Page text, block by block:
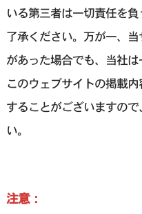
いる第三者は一切責任を
了承ください。万が一、
があった場合でも、当社
このウェブサイトの掲載
することがございますの
い。
注意：